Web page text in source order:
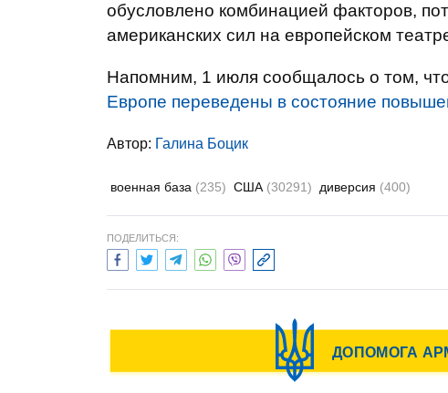
обусловлено комбинацией факторов,
американских сил на европейском
Напомним, 1 июля сообщалось о том,
Европе переведены в состояние
Автор: Галина Боцик
военная база (235) США (30291) диверсия (400)
ПОДЕЛИТЬСЯ: